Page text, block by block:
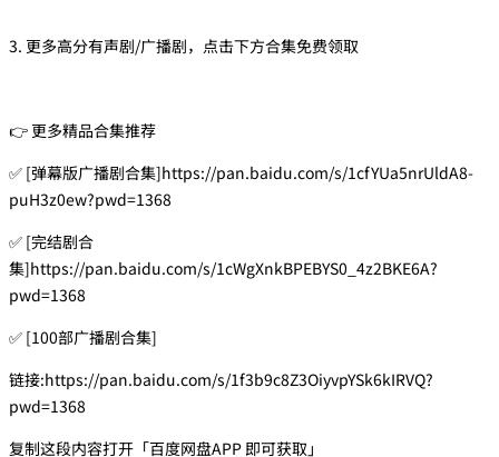
3. 更多高分有声剧/广播剧，点击下方合集免费领取
👉 更多精品合集推荐
✅ [弹幕版广播剧合集]https://pan.baidu.com/s/1cfYUa5nrUldA8-
puH3z0ew?pwd=1368
✅ [完结剧合
集]https://pan.baidu.com/s/1cWgXnkBPEBYS0_4z2BKE6A?
pwd=1368
✅ [100部广播剧合集]
链接:https://pan.baidu.com/s/1f3b9c8Z3OiyvpYSk6kIRVQ?
pwd=1368
复制这段内容打开「百度网盘APP 即可获取」